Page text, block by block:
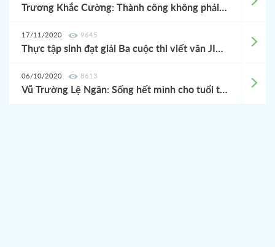
Trương Khắc Cường: Thành công không phải là bữa tiệc một đêm, mà là sự từng trải để chiêm nghiệm cả cuộc đời
17/11/2020 9645
Thực tập sinh đạt giải Ba cuộc thi viết văn JITCO - Nguyễn Thị Thanh Trang: "Để có thể trưởng thành thì tự lập là việc quan trọng”
06/10/2020 8613
Vũ Trường Lệ Ngân: Sống hết mình cho tuổi trẻ